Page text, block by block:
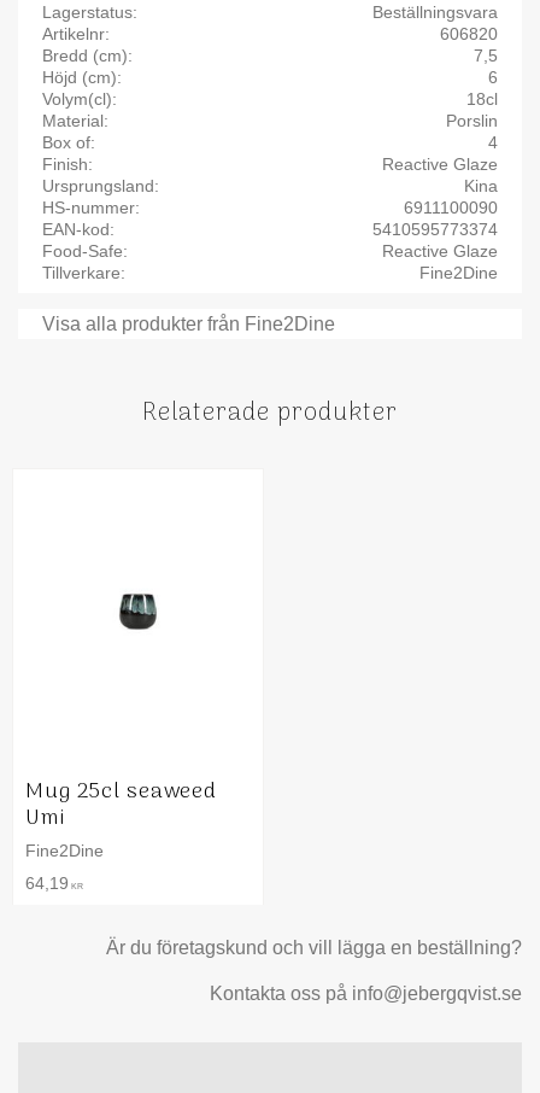
Lagerstatus
Beställningsvara
Artikelnr
606820
Bredd (cm)
7,5
Höjd (cm)
6
Volym(cl)
18cl
Material
Porslin
Box of
4
Finish
Reactive Glaze
Ursprungsland
Kina
HS-nummer
6911100090
EAN-kod
5410595773374
Food-Safe
Reactive Glaze
Tillverkare
Fine2Dine
Visa alla produkter från Fine2Dine
Relaterade produkter
Mug 25cl seaweed
Umi
Fine2Dine
64,19 KR
Är du företagskund och vill lägga en beställning?
Kontakta oss på info@jebergqvist.se